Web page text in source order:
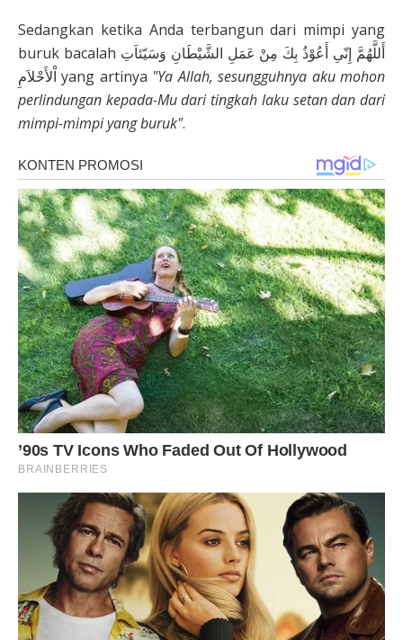
Sedangkan ketika Anda terbangun dari mimpi yang
buruk bacalah أَللَّهُمَّ إِنّىِ أَعُوْذُ بِكَ مِنْ عَمَلِ الشَّيْطَانِ وَسَيّئاَتِ
اْلأَحْلاَمِ yang artinya "Ya Allah, sesungguhnya aku mohon
perlindungan kepada-Mu dari tingkah laku setan dan dari
mimpi-mimpi yang buruk".